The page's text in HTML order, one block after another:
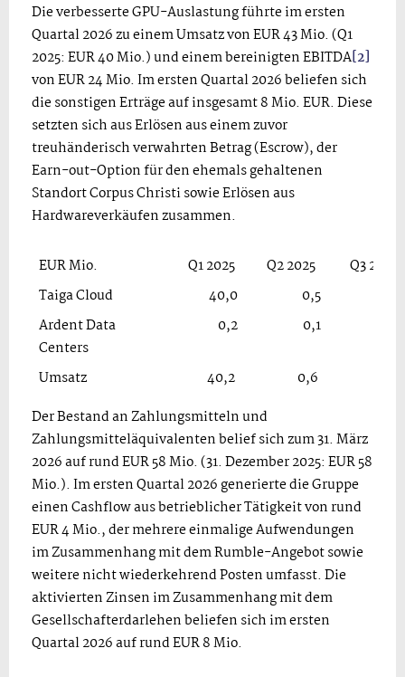
Die verbesserte GPU-Auslastung führte im ersten
Quartal 2026 zu einem Umsatz von EUR 43 Mio. (Q1
2025: EUR 40 Mio.) und einem bereinigten EBITDA[2]
von EUR 24 Mio. Im ersten Quartal 2026 beliefen sich
die sonstigen Erträge auf insgesamt 8 Mio. EUR. Diese
setzten sich aus Erlösen aus einem zuvor
treuhänderisch verwahrten Betrag (Escrow), der
Earn-out-Option für den ehemals gehaltenen
Standort Corpus Christi sowie Erlösen aus
Hardwareverkäufen zusammen.
EUR Mio. Q1 2025 Q2 2025
Q3 2025
Taiga Cloud
40,0 0,5
Ardent Data
Centers
0,2 0,1
Umsatz 40,2 0,6
Der Bestand an Zahlungsmitteln und
Zahlungsmitteläquivalenten belief sich zum 31. März
2026 auf rund EUR 58 Mio. (31. Dezember 2025: EUR 58
Mio.). Im ersten Quartal 2026 generierte die Gruppe
einen Cashflow aus betrieblicher Tätigkeit von rund
EUR 4 Mio., der mehrere einmalige Aufwendungen
im Zusammenhang mit dem Rumble-Angebot sowie
weitere nicht wiederkehrend Posten umfasst. Die
aktivierten Zinsen im Zusammenhang mit dem
Gesellschafterdarlehen beliefen sich im ersten
Quartal 2026 auf rund EUR 8 Mio.